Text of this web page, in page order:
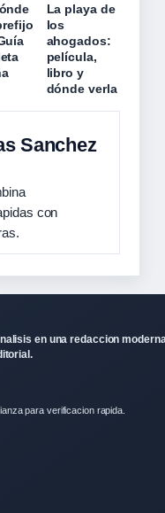
La playa de
los
ahogados:
película,
libro y
dónde verla
Sanchez
con
en una redaccion
para verificacion rapida.